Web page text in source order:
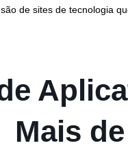
de sites de tecnologia
Mais